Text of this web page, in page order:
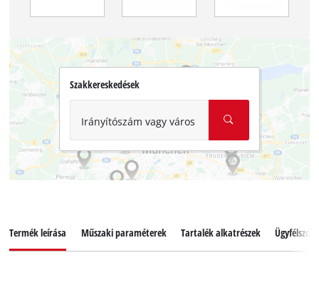
Szakkereskedések
Irányítószám vagy város
Termék leírása Műszaki paraméterek Tartalék alkatrészek